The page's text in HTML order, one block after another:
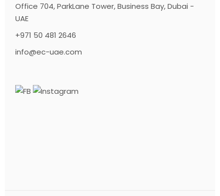
Office 704, ParkLane Tower, Business Bay, Dubai -
UAE
+971 50 481 2646
info@ec-uae.com